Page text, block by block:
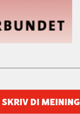
DI MEINING